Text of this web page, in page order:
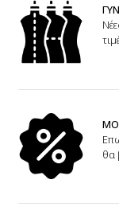
θα